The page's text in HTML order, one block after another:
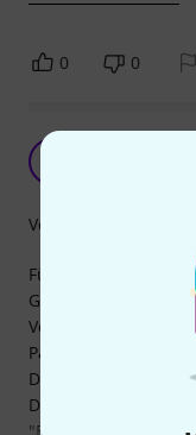
0 0
Für meine letztes
Gesteuerten
Verkabelung der
Pachtkabel mit
Das Harley Benton
Das kurze Kabel ist
"Ecken" zu kommen.
Verarbeitung